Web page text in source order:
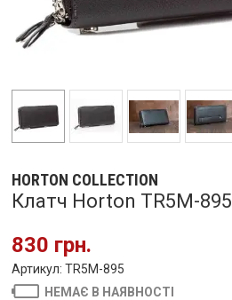
HORTON COLLECTION
Клатч Horton TR5M-895
830 грн.
Артикул: TR5M-895
НЕМАЄ В НАЯВНОСТІ